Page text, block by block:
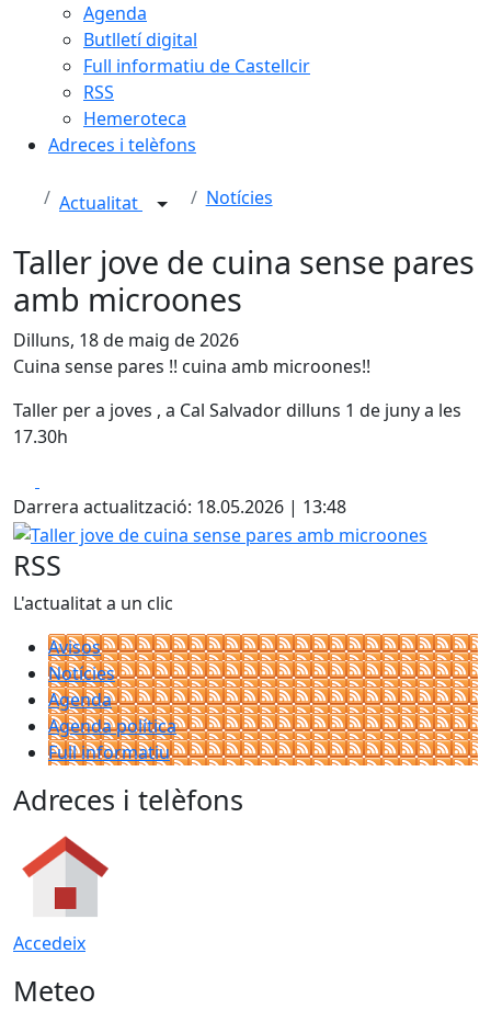
Agenda
Butlletí digital
Full informatiu de Castellcir
RSS
Hemeroteca
Adreces i telèfons
Actualitat Notícies
Taller jove de cuina sense pares
amb microones
Dilluns, 18 de maig de 2026
Cuina sense pares !! cuina amb microones!!
Taller per a joves , a Cal Salvador dilluns 1 de juny a les
17.30h
Darrera actualització: 18.05.2026 | 13:48
Taller jove de cuina sense pares amb microones
RSS
L'actualitat a un clic
Avisos
Notícies
Agenda
Agenda política
Full informatiu
Adreces i telèfons
Accedeix
Meteo